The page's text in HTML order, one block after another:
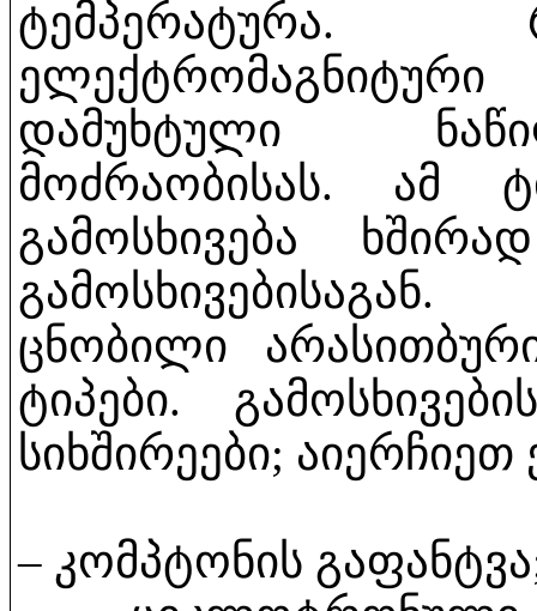
ტემპერატურა.
დამუხტული
მოძრაობისას. ამ
გამოსხივება
ცნობილი
ტიპები.
სიხშირეები;
– კომპტონის